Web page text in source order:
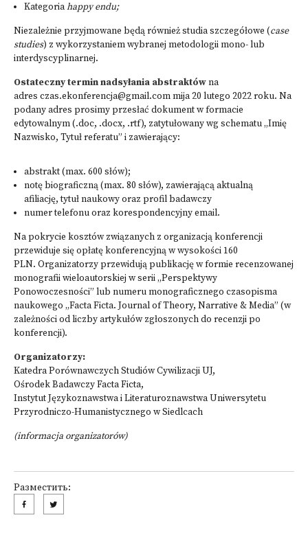
Kategoriahappy endu;
Niezależnie przyjmowane będą również studia szczegółowe (case
studies) z wykorzystaniem wybranej metodologii mono- lub
interdyscyplinarnej.
Ostateczny termin nadsyłania abstraktówna
adres czas.ekonferencja@gmail.commija 20 lutego 2022 roku. Na
podany adres prosimy przesłać dokument w formacie
edytowalnym (.doc, .docx, .rtf), zatytułowany wg schematu „Imię
Nazwisko, Tytuł referatu” i zawierający:
abstrakt (max. 600 słów);
notę biograficzną (max. 80 słów), zawierającą aktualną
afiliację, tytuł naukowy oraz profil badawczy
numer telefonu oraz korespondencyjny email.
Na pokrycie kosztów związanych z organizacją konferencji
przewiduje się opłatę konferencyjną w wysokości 160
PLN. Organizatorzy przewidują publikację w formie recenzowanej
monografii wieloautorskiej w serii „Perspektywy
Ponowoczesności” lub numeru monograficznego czasopisma
naukowego „Facta Ficta. Journal of Theory, Narrative & Media” (w
zależności od liczby artykułów zgłoszonych do recenzji po
konferencji).
Organizatorzy:
Katedra Porównawczych Studiów Cywilizacji UJ,
Ośrodek Badawczy Facta Ficta,
Instytut Językoznawstwa i Literaturoznawstwa Uniwersytetu
Przyrodniczo-Humanistycznego w Siedlcach
(informacja organizatorów)
Разместить: